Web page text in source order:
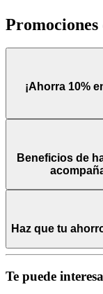
Promociones
¡Ahorra 10%
Beneficios de
Haz que tu
Te puede